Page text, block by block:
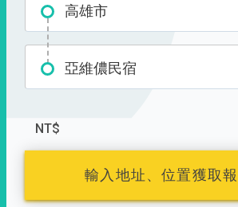
高雄市
亞維儂民宿
NT$
輸入地址、位置獲取